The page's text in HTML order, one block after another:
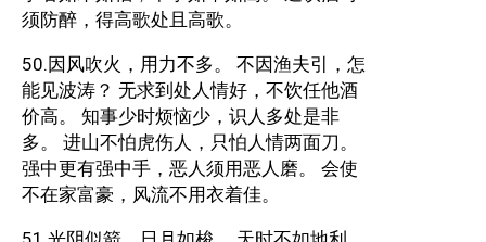
须防醉，得高歌处且高歌。
50.因风吹火，用力不多。 不因渔夫引，怎
能见波涛？ 无求到处人情好，不饮任他酒
价高。 知事少时烦恼少，识人多处是非
多。 进山不怕虎伤人，只怕人情两面刀。
强中更有强中手，恶人须用恶人磨。 会使
不在家富豪，风流不用衣着佳。